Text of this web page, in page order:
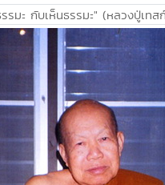
รมะ กับเห็นธรรมะ" (หลวงปู่เทส